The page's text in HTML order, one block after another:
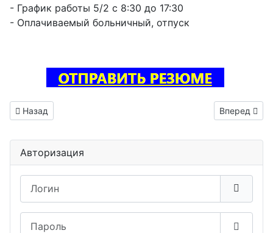
- График работы 5/2 с 8:30 до 17:30
- Оплачиваемый больничный, отпуск
Предыдущий: Инженер электроник вакансия Рыбинск
Назад Следующий:
Вперед
Авторизация